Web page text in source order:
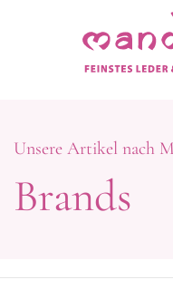
Unsere Artikel nach
Brands